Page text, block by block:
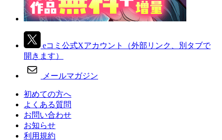
eコミ公式Xアカウント
（外部リンク、別タブで
開きます）
メールマガジン
初めての方へ
よくある質問
お問い合わせ
お知らせ
利用規約